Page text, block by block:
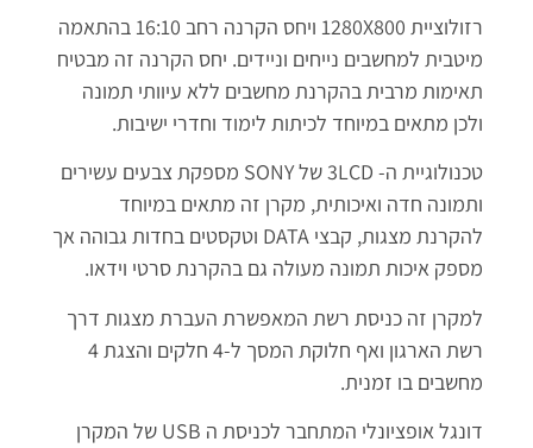
רזולוציית 1280X800 ויחס הקרנה רחב 16:10 בהתאמה
מיטבית למחשבים נייחים וניידים. יחס הקרנה זה מבטיח
תאימות מרבית בהקרנת מחשבים ללא עיוותי תמונה
ולכן מתאים במיוחד לכיתות לימוד וחדרי ישיבות.
טכנולוגיית ה- 3LCD של SONY מספקת צבעים עשירים
ותמונה חדה ואיכותית, מקרן זה מתאים במיוחד
להקרנת מצגות, קבצי DATA וטקסטים בחדות גבוהה אך
מספק איכות תמונה מעולה גם בהקרנת סרטי וידאו.
למקרן זה כניסת רשת המאפשרת העברת מצגות דרך
רשת הארגון ואף חלוקת המסך ל-4 חלקים והצגת 4
מחשבים בו זמנית.
דונגל אופציונלי המתחבר לכניסת ה USB של המקרן